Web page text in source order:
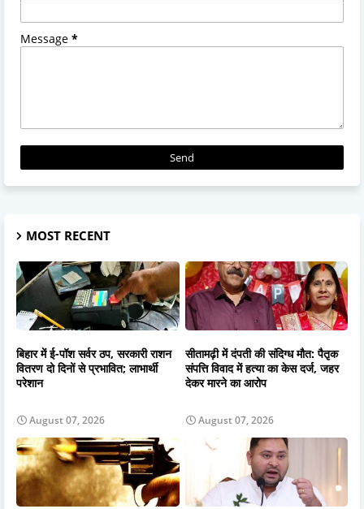
Message *
MOST RECENT
बिहार में ई-पॉश सर्वर ठप, सरकारी राशन
वितरण दो दिनों से प्रभावित; लाभार्थी
परेशान
August 07, 2026
सीतामढ़ी में दंपती की संदिग्ध मौत: पैतृक
संपत्ति विवाद में हत्या का केस दर्ज, जहर
देकर मारने का आरोप
August 07, 2026